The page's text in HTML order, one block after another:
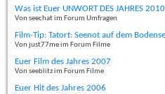
Was ist Euer UNWORT DES JAHRES
Von seechat im Forum Umfragen
Film-Tip: Tatort: Seenot auf dem
Von just77me im Forum Filme
Euer Film des Jahres 2007
Von seeblitz im Forum Filme
Euer Hit des Jahres 2006